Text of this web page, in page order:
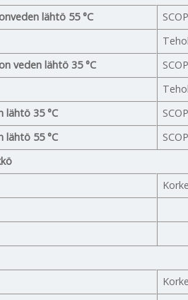
lähtö 55 °C
SCOP
veden lähtö 35 °C
SCOP
lähtö 35 °C
SCOP
lähtö 55 °C
SCOP